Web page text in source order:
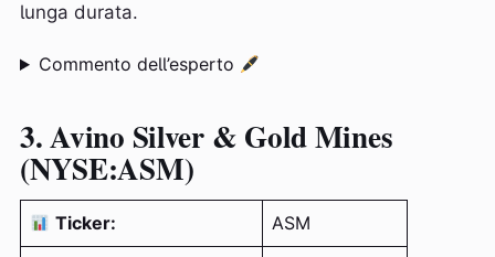
lunga durata.
Commento dell’esperto
3. Avino Silver & Gold Mines
(NYSE:ASM)
Ticker: ASM